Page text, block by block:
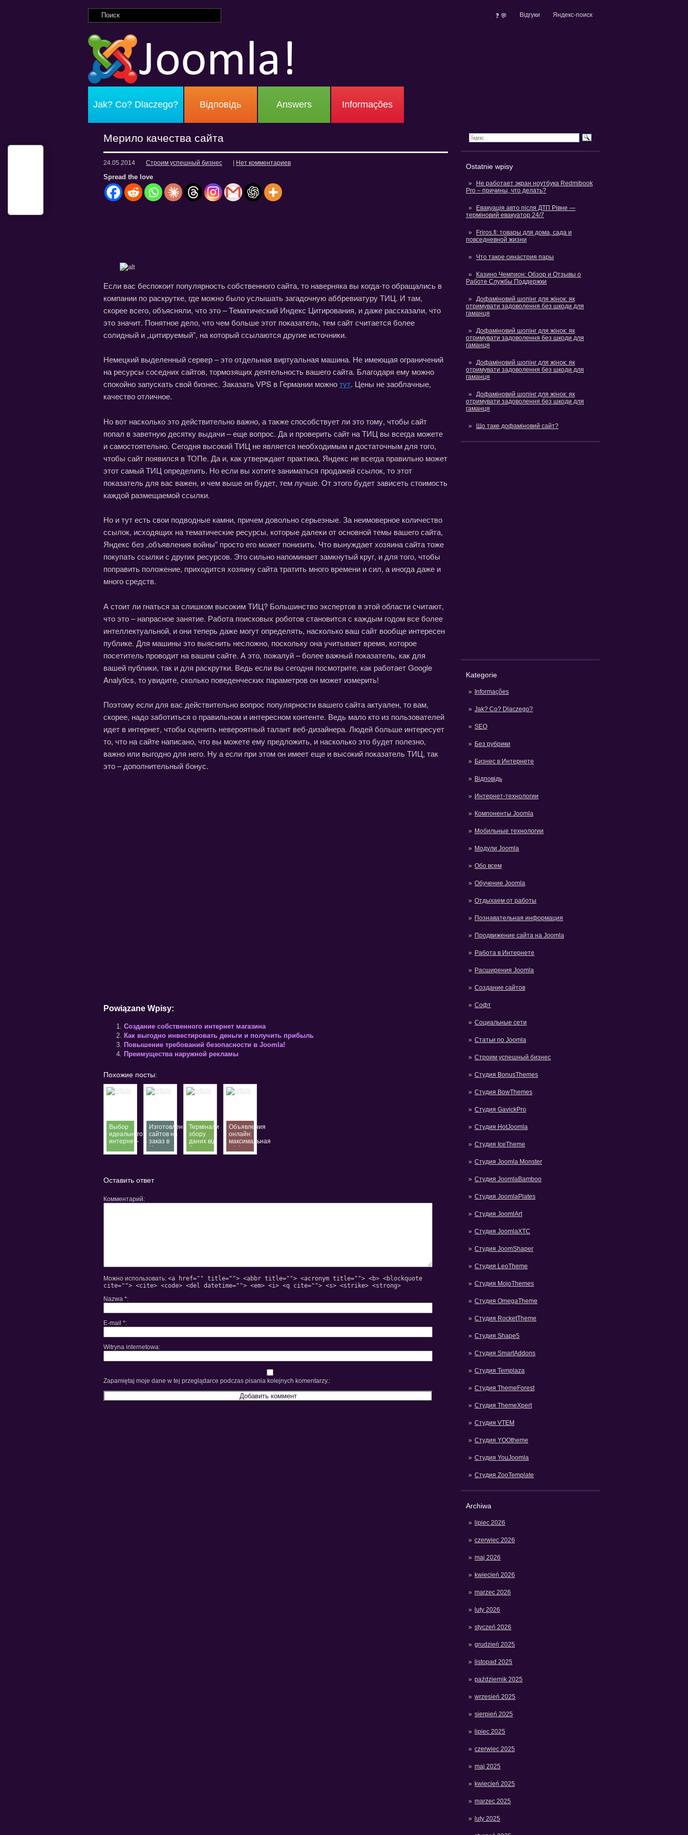
❓ 💬 Відгуки Яндекс-поиск
Jak? Co? Dlaczego? Відповідь Answers Informações
Ostatnie wpisy
Не работает экран ноутбука Redmibook
Pro – причины, что делать?
Евакуація авто після ДТП Рівне —
терміновий евакуатор 24/7
Friros.fi: товары для дома, сада и
повседневной жизни
Что такое синастрия пары
Казино Чемпион: Обзор и Отзывы о
Работе Службы Поддержки
Дофаміновий шопінг для жінок: як
отримувати задоволення без шкоди для
гаманця
Дофаміновий шопінг для жінок: як
отримувати задоволення без шкоди для
гаманця
Дофаміновий шопінг для жінок: як
отримувати задоволення без шкоди для
гаманця
Дофаміновий шопінг для жінок: як
отримувати задоволення без шкоди для
гаманця
Що таке дофаміновий сайт?
Kategorie
Informações
Jak? Co? Dlaczego?
SEO
Без рубрики
Бизнес в Интернете
Відповідь
Интернет-технологии
Компоненты Joomla
Мобильные технологии
Модули Joomla
Обо всем
Обучение Joomla
Отдыхаем от работы
Познавательная информация
Продвижение сайта на Joomla
Работа в Интернете
Расширения Joomla
Создание сайтов
Софт
Социальные сети
Статьи по Joomla
Строим успешный бизнес
Студия BonusThemes
Студия BowThemes
Студия GavickPro
Студия HotJoomla
Студия IceTheme
Студия Joomla Monster
Студия JoomlaBamboo
Студия JoomlaPlates
Студия JoomlArt
Студия JoomlaXTC
Студия JoomShaper
Студия LeoTheme
Студия MojoThemes
Студия OmegaTheme
Студия RocketTheme
Студия Shape5
Студия SmartAddons
Студия Templaza
Студия ThemeForest
Студия ThemeXpert
Студия VTEM
Студия YOOtheme
Студия YouJoomla
Студия ZooTemplate
Archiwa
lipiec 2026
czerwiec 2026
maj 2026
kwiecień 2026
marzec 2026
luty 2026
styczeń 2026
grudzień 2025
listopad 2025
październik 2025
wrzesień 2025
sierpień 2025
lipiec 2025
czerwiec 2025
maj 2025
kwiecień 2025
marzec 2025
luty 2025
Мерило качества сайта
24.05.2014 Строим успешный бизнес Нет комментариев
Spread the love
Если вас беспокоит популярность собственного сайта, то наверняка вы когда-то обращались в
компании по раскрутке, где можно было услышать загадочную аббревиатуру ТИЦ. И там,
скорее всего, объясняли, что это – Тематический Индекс Цитирования, и даже рассказали, что
это значит. Понятное дело, что чем больше этот показатель, тем сайт считается более
солидный и „цитируемый”, на который ссылаются другие источники.
Немецкий выделенный сервер – это отдельная виртуальная машина. Не имеющая ограничений
на ресурсы соседних сайтов, тормозящих деятельность вашего сайта. Благодаря ему можно
спокойно запускать свой бизнес. Заказать VPS в Германии можнотут. Цены не заоблачные,
качество отличное.
Но вот насколько это действительно важно, а также способствует ли это тому, чтобы сайт
попал в заветную десятку выдачи – еще вопрос. Да и проверить сайт на ТИЦ вы всегда можете
и самостоятельно. Сегодня высокий ТИЦ не является необходимым и достаточным для того,
чтобы сайт появился в ТОПе. Да и, как утверждает практика, Яндекс не всегда правильно может
этот самый ТИЦ определить. Но если вы хотите заниматься продажей ссылок, то этот
показатель для вас важен, и чем выше он будет, тем лучше. От этого будет зависеть стоимость
каждой размещаемой ссылки.
Но и тут есть свои подводные камни, причем довольно серьезные. За неимоверное количество
ссылок, исходящих на тематические ресурсы, которые далеки от основной темы вашего сайта,
Яндекс без „объявления войны” просто его может понизить. Что вынуждает хозяина сайта тоже
покупать ссылки с других ресурсов. Это сильно напоминает замкнутый круг, и для того, чтобы
поправить положение, приходится хозяину сайта тратить много времени и сил, а иногда даже и
много средств.
А стоит ли гнаться за слишком высоким ТИЦ? Большинство экспертов в этой области считают,
что это – напрасное занятие. Работа поисковых роботов становится с каждым годом все более
интеллектуальной, и они теперь даже могут определять, насколько ваш сайт вообще интересен
публике. Для машины это выяснить несложно, поскольку она учитывает время, которое
посетитель проводит на вашем сайте. А это, пожалуй – более важный показатель, как для
вашей публики, так и для раскрутки. Ведь если вы сегодня посмотрите, как работает Google
Analytics, то увидите, сколько поведенческих параметров он может измерить!
Поэтому если для вас действительно вопрос популярности вашего сайта актуален, то вам,
скорее, надо заботиться о правильном и интересном контенте. Ведь мало кто из пользователей
идет в интернет, чтобы оценить невероятный талант веб-дизайнера. Людей больше интересует
то, что на сайте написано, что вы можете ему предложить, и насколько это будет полезно,
важно или выгодно для него. Ну а если при этом он имеет еще и высокий показатель ТИЦ, так
это – дополнительный бонус.
Powiązane Wpisy:
Создание собственного интернет магазина
Как выгодно инвестировать деньги и получить прибыль
Повышение требований безопасности в Joomla!
Преимущества наружной рекламы
Похожие посты:
Выбор
идеального
интернет-
спортивных
Изготовление
сайтов на
заказ в
Хмельницком
Термінали
збору
даних від
бренду
Honeywell
Объявления
онлайн:
максимальная
эффективность
Оставить ответ
Комментарий
Можно использовать: <a href="" title=""> <abbr title=""> <acronym title=""> <b> <blockquote
cite=""> <cite> <code> <del datetime=""> <em> <i> <q cite=""> <s> <strike> <strong>
Nazwa *
E-mail *
Witryna internetowa
Zapamiętaj moje dane w tej przeglądarce podczas pisania kolejnych komentarzy.